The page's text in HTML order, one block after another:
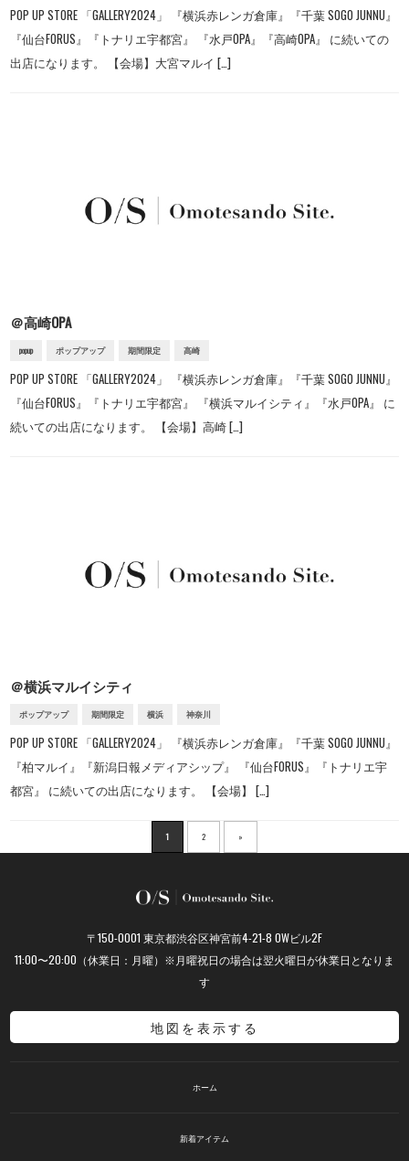
POP UP STORE 「GALLERY2024」 『横浜赤レンガ倉庫』『千葉 SOGO JUNNU』
『仙台FORUS』『トナリエ宇都宮』 『水戸OPA』『高崎OPA』 に続いての
出店になります。 【会場】大宮マルイ […]
＠高崎OPA
popup ポップアップ 期間限定 高崎
POP UP STORE 「GALLERY2024」 『横浜赤レンガ倉庫』『千葉 SOGO JUNNU』
『仙台FORUS』『トナリエ宇都宮』 『横浜マルイシティ』『水戸OPA』 に
続いての出店になります。 【会場】高崎 […]
＠横浜マルイシティ
ポップアップ 期間限定 横浜 神奈川
POP UP STORE 「GALLERY2024」 『横浜赤レンガ倉庫』『千葉 SOGO JUNNU』
『柏マルイ』『新潟日報メディアシップ』 『仙台FORUS』『トナリエ宇
都宮』 に続いての出店になります。 【会場】 […]
1 2 »
〒150-0001 東京都渋谷区神宮前4-21-8 OWビル2F
11:00〜20:00（休業日：月曜）※月曜祝日の場合は翌火曜日が休業日となりま
す
地図を表示する
ホーム
新着アイテム